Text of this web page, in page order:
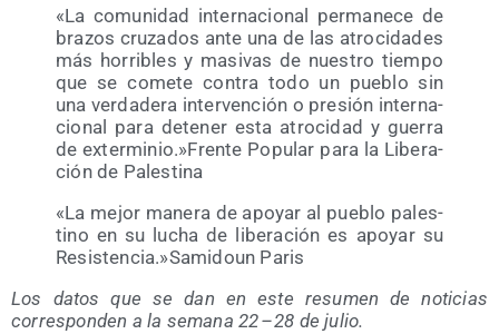
«La comu­ni­dad inter­na­cio­nal per­ma­ne­ce de
bra­zos cru­za­dos ante una de las atro­ci­da­des
más horri­bles y masi­vas de nues­tro tiem­po
que se come­te con­tra todo un pue­blo sin
una ver­da­de­ra inter­ven­ción o pre­sión inter­na­
cio­nal para dete­ner esta atro­ci­dad y gue­rra
de exterminio.»Frente Popu­lar para la Libe­ra­
ción de Palestina
«La mejor mane­ra de apo­yar al pue­blo pales­
tino en su lucha de libe­ra­ción es apo­yar su
Resistencia.»Samidoun Paris
Los datos que se dan en este resu­men de noti­cias
corres­pon­den a la sema­na 22 – 28 de julio.